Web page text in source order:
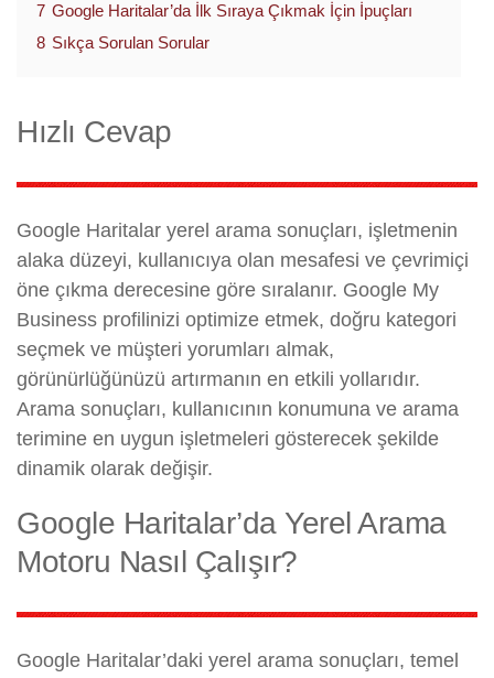
7 Google Haritalar’da İlk Sıraya Çıkmak İçin İpuçları
8 Sıkça Sorulan Sorular
Hızlı Cevap
Google Haritalar yerel arama sonuçları, işletmenin
alaka düzeyi, kullanıcıya olan mesafesi ve çevrimiçi
öne çıkma derecesine göre sıralanır. Google My
Business profilinizi optimize etmek, doğru kategori
seçmek ve müşteri yorumları almak,
görünürlüğünüzü artırmanın en etkili yollarıdır.
Arama sonuçları, kullanıcının konumuna ve arama
terimine en uygun işletmeleri gösterecek şekilde
dinamik olarak değişir.
Google Haritalar’da Yerel Arama
Motoru Nasıl Çalışır?
Google Haritalar’daki yerel arama sonuçları, temel